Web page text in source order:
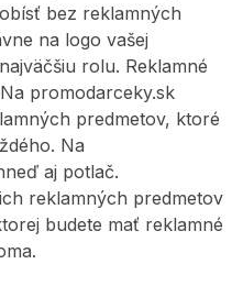
bez reklamných
na logo vašej
rolu. Reklamné
promodarceky.sk
predmetov, ktoré
Na
aj potlač.
reklamných predmetov
budete mať reklamné